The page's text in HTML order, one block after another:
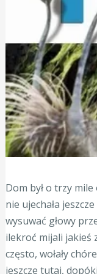
Dom był o trzy
nie ujechała
wysuwać głowy
ilekroć mijali jakieś
często, wołały
jeszcze tutaj,